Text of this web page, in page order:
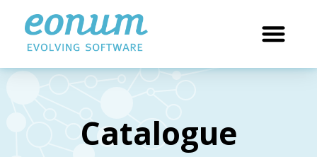
Catalogue